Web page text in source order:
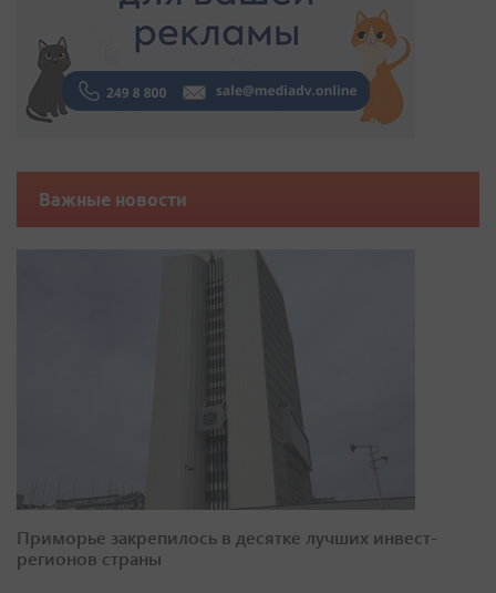
Важные новости
Приморье закрепилось в десятке лучших инвест-
регионов страны